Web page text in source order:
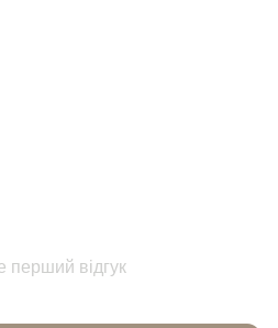
перший відгук